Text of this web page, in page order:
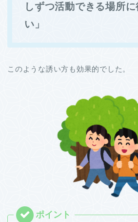
しずつ活動できる場所
い」
このような誘い方も効果的でした。